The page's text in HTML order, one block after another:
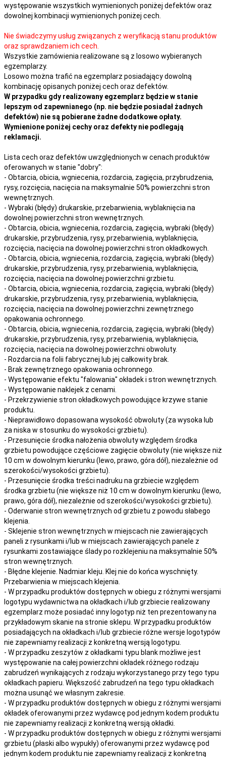
występowanie wszystkich wymienionych poniżej defektów oraz
dowolnej kombinacji wymienionych poniżej cech.
Nie świadczymy usług związanych z weryfikacją stanu produktów
oraz sprawdzaniem ich cech.
Wszystkie zamówienia realizowane są z losowo wybieranych
egzemplarzy.
Losowo można trafić na egzemplarz posiadający dowolną
kombinację opisanych poniżej cech oraz defektów.
W przypadku gdy realizowany egzemplarz będzie w stanie
lepszym od zapewnianego (np. nie będzie posiadał żadnych
defektów) nie są pobierane żadne dodatkowe opłaty.
Wymienione poniżej cechy oraz defekty nie podlegają
reklamacji.
Lista cech oraz defektów uwzględnionych w cenach produktów
oferowanych w stanie "dobry":
- Obtarcia, obicia, wgniecenia, rozdarcia, zagięcia, przybrudzenia,
rysy, rozcięcia, nacięcia na maksymalnie 50% powierzchni stron
wewnętrznych.
- Wybraki (błędy) drukarskie, przebarwienia, wyblaknięcia na
dowolnej powierzchni stron wewnętrznych.
- Obtarcia, obicia, wgniecenia, rozdarcia, zagięcia, wybraki (błędy)
drukarskie, przybrudzenia, rysy, przebarwienia, wyblaknięcia,
rozcięcia, nacięcia na dowolnej powierzchni stron okładkowych.
- Obtarcia, obicia, wgniecenia, rozdarcia, zagięcia, wybraki (błędy)
drukarskie, przybrudzenia, rysy, przebarwienia, wyblaknięcia,
rozcięcia, nacięcia na dowolnej powierzchni grzbietu.
- Obtarcia, obicia, wgniecenia, rozdarcia, zagięcia, wybraki (błędy)
drukarskie, przybrudzenia, rysy, przebarwienia, wyblaknięcia,
rozcięcia, nacięcia na dowolnej powierzchni zewnętrznego
opakowania ochronnego.
- Obtarcia, obicia, wgniecenia, rozdarcia, zagięcia, wybraki (błędy)
drukarskie, przybrudzenia, rysy, przebarwienia, wyblaknięcia,
rozcięcia, nacięcia na dowolnej powierzchni obwoluty.
- Rozdarcia na folii fabrycznej lub jej całkowity brak.
- Brak zewnętrznego opakowania ochronnego.
- Występowanie efektu "falowania" okładek i stron wewnętrznych.
- Występowanie naklejek z cenami.
- Przekrzywienie stron okładkowych powodujące krzywe stanie
produktu.
- Nieprawidłowo dopasowana wysokość obwoluty (za wysoka lub
za niska w stosunku do wysokości grzbietu).
- Przesunięcie środka nałożenia obwoluty względem środka
grzbietu powodujące częściowe zagięcie obwoluty (nie większe niż
10 cm w dowolnym kierunku (lewo, prawo, góra dół), niezależnie od
szerokości/wysokości grzbietu).
- Przesunięcie środka treści nadruku na grzbiecie względem
środka grzbietu (nie większe niż 10 cm w dowolnym kierunku (lewo,
prawo, góra dół), niezależnie od szerokości/wysokości grzbietu).
- Oderwanie stron wewnętrznych od grzbietu z powodu słabego
klejenia.
- Sklejenie stron wewnętrznych w miejscach nie zawierających
paneli z rysunkami i/lub w miejscach zawierających panele z
rysunkami zostawiające ślady po rozklejeniu na maksymalnie 50%
stron wewnętrznych.
- Błędne klejenie. Nadmiar kleju. Klej nie do końca wyschnięty.
Przebarwienia w miejscach klejenia.
- W przypadku produktów dostępnych w obiegu z różnymi wersjami
logotypu wydawnictwa na okładkach i/lub grzbiecie realizowany
egzemplarz może posiadać inny logotyp niż ten prezentowany na
przykładowym skanie na stronie sklepu. W przypadku produktów
posiadających na okładkach i/lub grzbiecie różne wersje logotypów
nie zapewniamy realizacji z konkretną wersją logotypu.
- W przypadku zeszytów z okładkami typu blank możliwe jest
występowanie na całej powierzchni okładek różnego rodzaju
zabrudzeń wynikających z rodzaju wykorzystanego przy tego typu
okładkach papieru. Większość zabrudzeń na tego typu okładkach
można usunąć we własnym zakresie.
- W przypadku produktów dostępnych w obiegu z różnymi wersjami
okładek oferowanymi przez wydawcę pod jednym kodem produktu
nie zapewniamy realizacji z konkretną wersją okładki.
- W przypadku produktów dostępnych w obiegu z różnymi wersjami
grzbietu (płaski albo wypukły) oferowanymi przez wydawcę pod
jednym kodem produktu nie zapewniamy realizacji z konkretną